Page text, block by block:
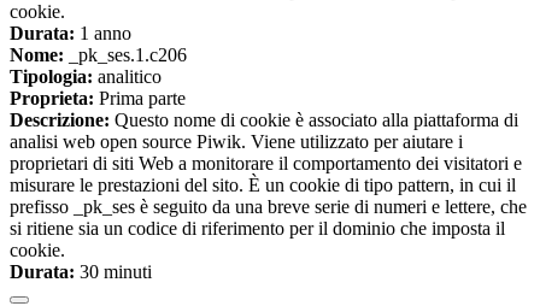
cookie.
Durata: 1 anno
Nome: _pk_ses.1.c206
Tipologia: analitico
Proprieta: Prima parte
Descrizione: Questo nome di cookie è associato alla piattaforma di
analisi web open source Piwik. Viene utilizzato per aiutare i
proprietari di siti Web a monitorare il comportamento dei visitatori e
misurare le prestazioni del sito. È un cookie di tipo pattern, in cui il
prefisso _pk_ses è seguito da una breve serie di numeri e lettere, che
si ritiene sia un codice di riferimento per il dominio che imposta il
cookie.
Durata: 30 minuti